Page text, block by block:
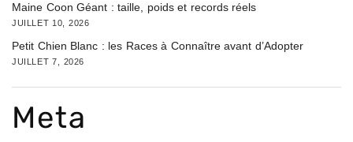
Maine Coon Géant : taille, poids et records réels
JUILLET 10, 2026
Petit Chien Blanc : les Races à Connaître avant d’Adopter
JUILLET 7, 2026
Meta